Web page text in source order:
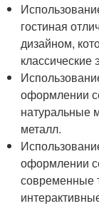
гостиная
дизайном,
классические
оформлении
натуральные
металл.
оформлении
современные